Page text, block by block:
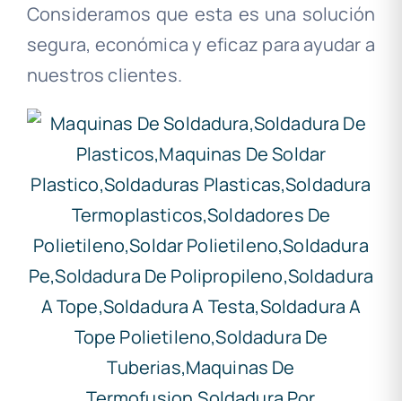
Consideramos que esta es una solución
segura, económica y eficaz para ayudar a
nuestros clientes.